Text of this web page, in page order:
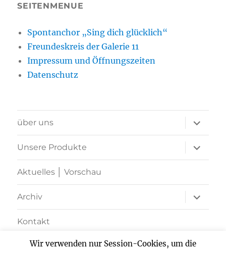
SEITENMENUE
Spontanchor „Sing dich glücklich“
Freundeskreis der Galerie 11
Impressum und Öffnungszeiten
Datenschutz
über uns
öffnen
Unsere Produkte
öffnen
Aktuelles │ Vorschau
Archiv
öffnen
Kontakt
Wir verwenden nur Session-Cookies, um die